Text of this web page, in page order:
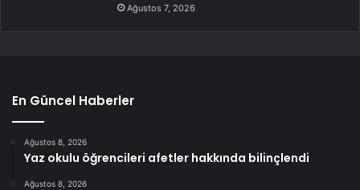
Ağustos 7, 2026
En Güncel Haberler
Ağustos 8, 2026
Yaz okulu öğrencileri afetler hakkında bilinçlendi
Ağustos 8, 2026